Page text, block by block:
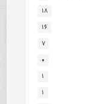
۱۸
۱۶
۷
۰
۱
۱